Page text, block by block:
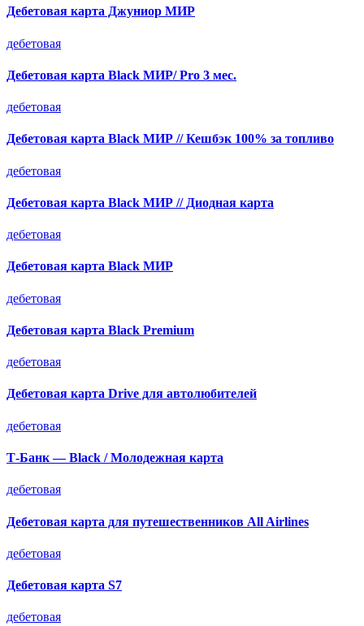
Дебетовая карта Джуниор МИР
дебетовая
Дебетовая карта Black МИР/ Pro 3 мес.
дебетовая
Дебетовая карта Black МИР // Кешбэк 100% за топливо
дебетовая
Дебетовая карта Black МИР // Диодная карта
дебетовая
Дебетовая карта Black МИР
дебетовая
Дебетовая карта Black Premium
дебетовая
Дебетовая карта Drive для автолюбителей
дебетовая
Т-Банк — Black / Молодежная карта
дебетовая
Дебетовая карта для путешественников All Airlines
дебетовая
Дебетовая карта S7
дебетовая